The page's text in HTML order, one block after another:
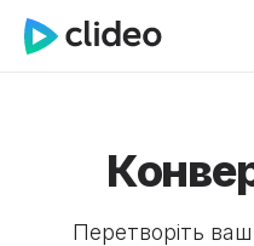
Перетворіть